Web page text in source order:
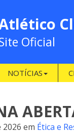
Oficial
NOTÍCIAS
2026 em Ética e